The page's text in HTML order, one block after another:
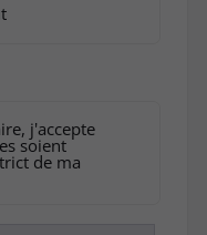
j'accepte
soient
de ma